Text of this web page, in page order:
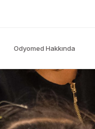
Odyomed Hakkında